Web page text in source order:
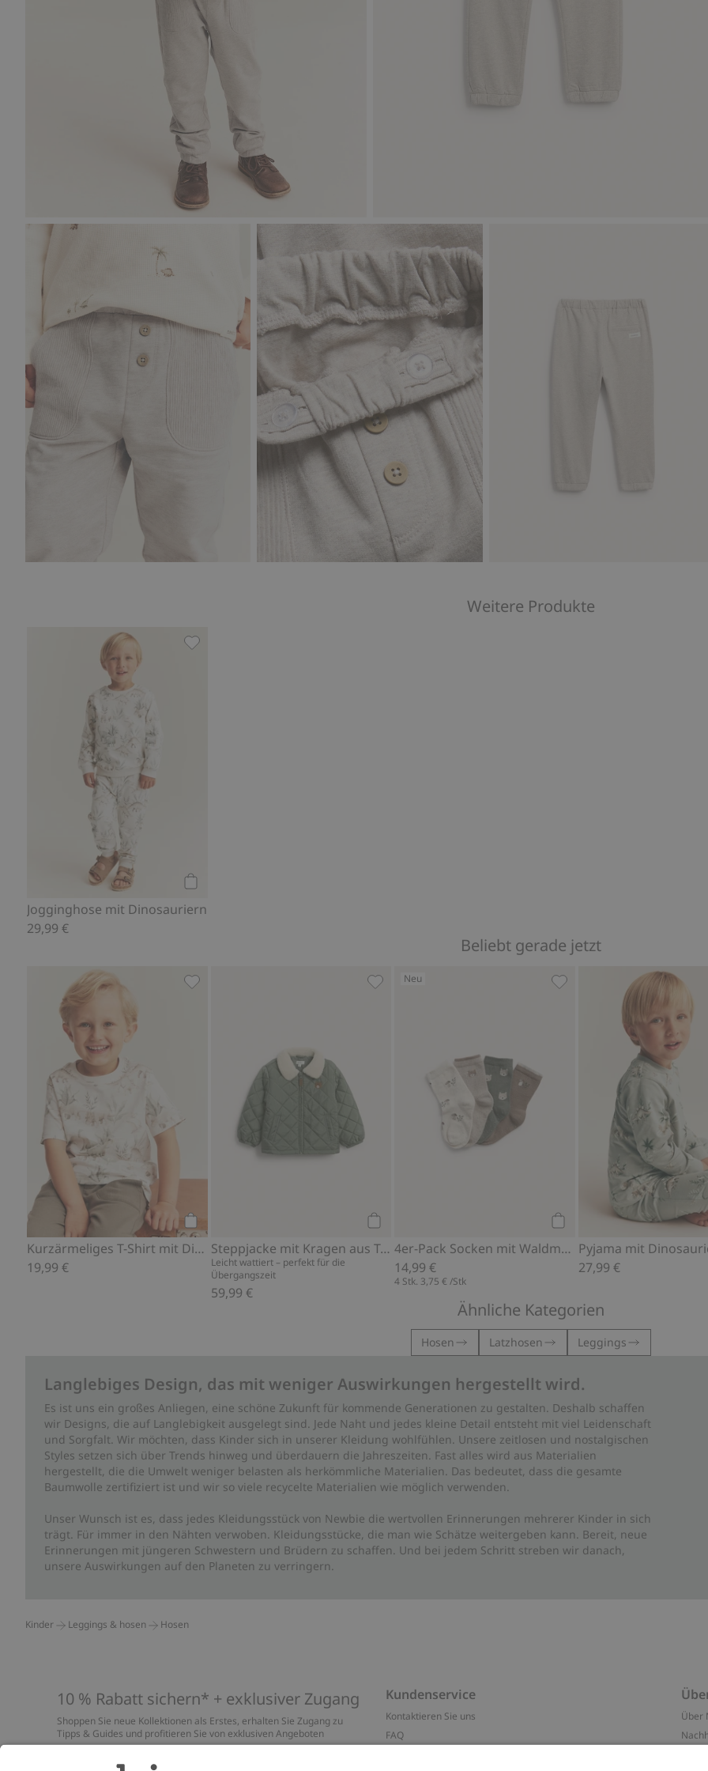
Weitere Produkte
Jogginghose mit Dinosauriern
29,99 €
Beliebt gerade jetzt
Kaufen
Kurzärmeliges T-Shirt mit Dinosauriern
19,99 €
Steppjacke mit Kragen aus Teddyfleece
Leicht wattiert – perfekt für die
Übergangszeit
59,99 €
Steppjacke mit Kragen aus Teddyfleece, Zu Favoriten
Neu
4er-Pack Socken mit Waldmotiv
14,99 €
4 Stk. 3,75 € /Stk
4er-Pack Socken mit
Pyjama mit
27,99 €
Ähnliche Kategorien
Hosen Latzhosen Leggings
Langlebiges Design, das mit weniger Auswirkungen hergestellt wird.
Es ist uns ein großes Anliegen, eine schöne Zukunft für kommende Generationen zu gestalten. Deshalb schaffen
wir Designs, die auf Langlebigkeit ausgelegt sind. Jede Naht und jedes kleine Detail entsteht mit viel Leidenschaft
und Sorgfalt. Wir möchten, dass Kinder sich in unserer Kleidung wohlfühlen. Unsere zeitlosen und nostalgischen
Styles setzen sich über Trends hinweg und überdauern die Jahreszeiten. Fast alles wird aus Materialien
hergestellt, die die Umwelt weniger belasten als herkömmliche Materialien. Das bedeutet, dass die gesamte
Baumwolle zertifiziert ist und wir so viele recycelte Materialien wie möglich verwenden.
Unser Wunsch ist es, dass jedes Kleidungsstück von Newbie die wertvollen Erinnerungen mehrerer Kinder in sich
trägt. Für immer in den Nähten verwoben. Kleidungsstücke, die man wie Schätze weitergeben kann. Bereit, neue
Erinnerungen mit jüngeren Schwestern und Brüdern zu schaffen. Und bei jedem Schritt streben wir danach,
unsere Auswirkungen auf den Planeten zu verringern.
Kinder Leggings & hosen Hosen
10 % Rabatt sichern* + exklusiver Zugang
Shoppen Sie neue Kollektionen als Erstes, erhalten Sie Zugang zu
Tipps & Guides und profitieren Sie von exklusiven Angeboten
oder Angeboten kombinierbar. Gilt nicht für limitierte Artikel. Lies
Kundenservice
Kontaktieren Sie uns
FAQ
Über